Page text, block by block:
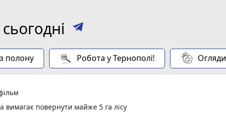
полону Робота у Тернополі! Огляди
вимагає повернути майже 5 га лісу